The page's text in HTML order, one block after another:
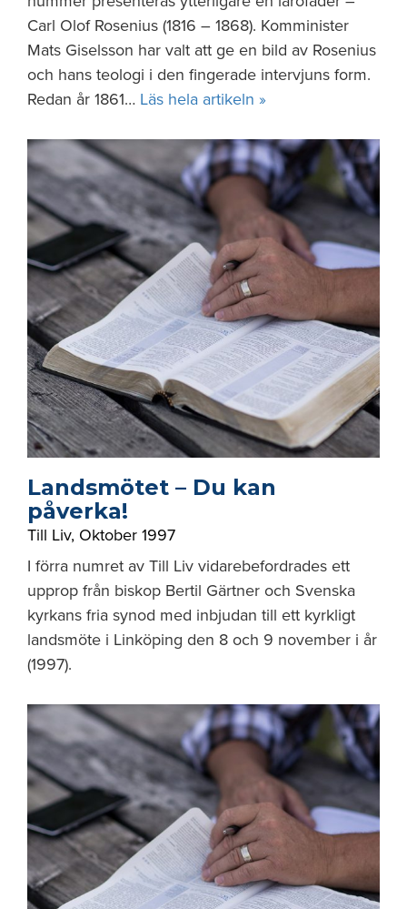
Carl Olof Rosenius (1816 – 1868). Komminister
Mats Giselsson har valt att ge en bild av Rosenius
och hans teologi i den fingerade intervjuns form.
Redan år 1861… Läs hela artikeln »
Landsmötet – Du kan
påverka!
Till Liv, Oktober 1997
I förra numret av Till Liv vidarebefordrades ett
upprop från biskop Bertil Gärtner och Svenska
kyrkans fria synod med inbjudan till ett kyrkligt
landsmöte i Linköping den 8 och 9 november i år
(1997).